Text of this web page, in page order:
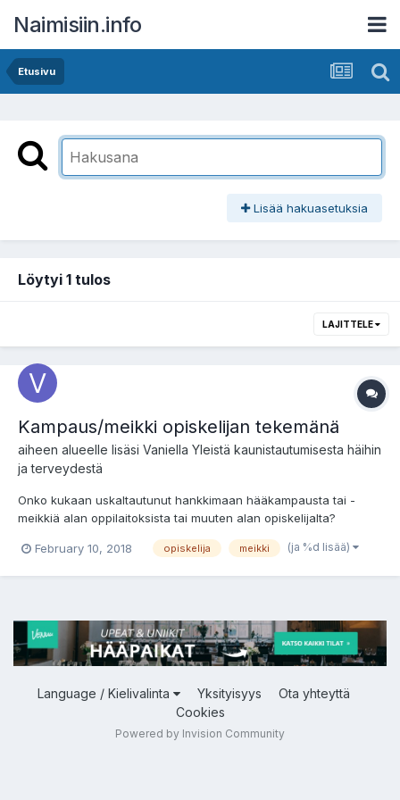
Naimisiin.info
Etusivu
Lisää hakuasetuksia
Löytyi 1 tulos
LAJITTELE
Kampaus/meikki opiskelijan tekemänä
aiheen alueelle lisäsi Vaniella Yleistä kaunistautumisesta häihin
ja terveydestä
Onko kukaan uskaltautunut hankkimaan hääkampausta tai -
meikkiä alan oppilaitoksista tai muuten alan opiskelijalta?
löytänyt ketjua aiheesta, saa poistaa/liittää, jos on turha aloitus.
February 10, 2018 opiskelija meikki (ja %d lisää)
Language / Kielivalinta Yksityisyys
Ota yhteyttä
Cookies
Powered by Invision Community